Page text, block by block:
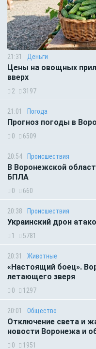
21:31 Деньги
Цены на овощных
вверх
2 3197
21:01 Погода
Прогноз погоды в
0 6509
20:54 Происшествия
В Воронежской
БПЛА
0 660
20:38 Происшествия
Украинский дрон
1 5781
20:31 Животные
«Настоящий боец».
летающего зверя
0 1297
20:01 Общество
Отключение света и
новости Воронежа и
0 1951